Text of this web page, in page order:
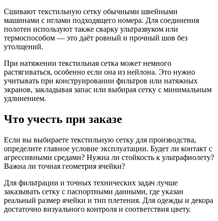
Сшивают текстильную сетку обычными швейными
машинами с иглами подходящего номера. Для соединения
полотен используют также сварку ультразвуком или
термоспособом — это даёт ровный и прочный шов без
утолщений.
При натяжении текстильная сетка может немного
растягиваться, особенно если она из нейлона. Это нужно
учитывать при конструировании фильтров или натяжных
экранов, закладывая запас или выбирая сетку с минимальным
удлинением.
Что учесть при заказе
Если вы выбираете текстильную сетку для производства,
определите главное условие эксплуатации. Будет ли контакт с
агрессивными средами? Нужна ли стойкость к ультрафиолету?
Важна ли точная геометрия ячейки?
Для фильтрации и точных технических задач лучше
заказывать сетку с паспортными данными, где указан
реальный размер ячейки и тип плетения. Для одежды и декора
достаточно визуального контроля и соответствия цвету.